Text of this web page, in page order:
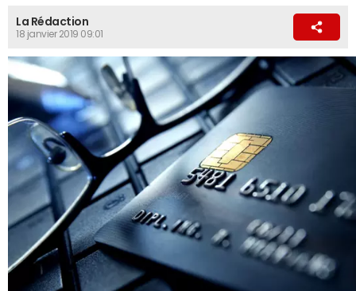
La Rédaction
18 janvier 2019 09:01